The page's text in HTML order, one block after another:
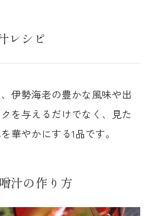
レシピ
伊勢海老の豊かな風味や出
を与えるだけでなく、見た
華やかにする1品です。
汁の作り方